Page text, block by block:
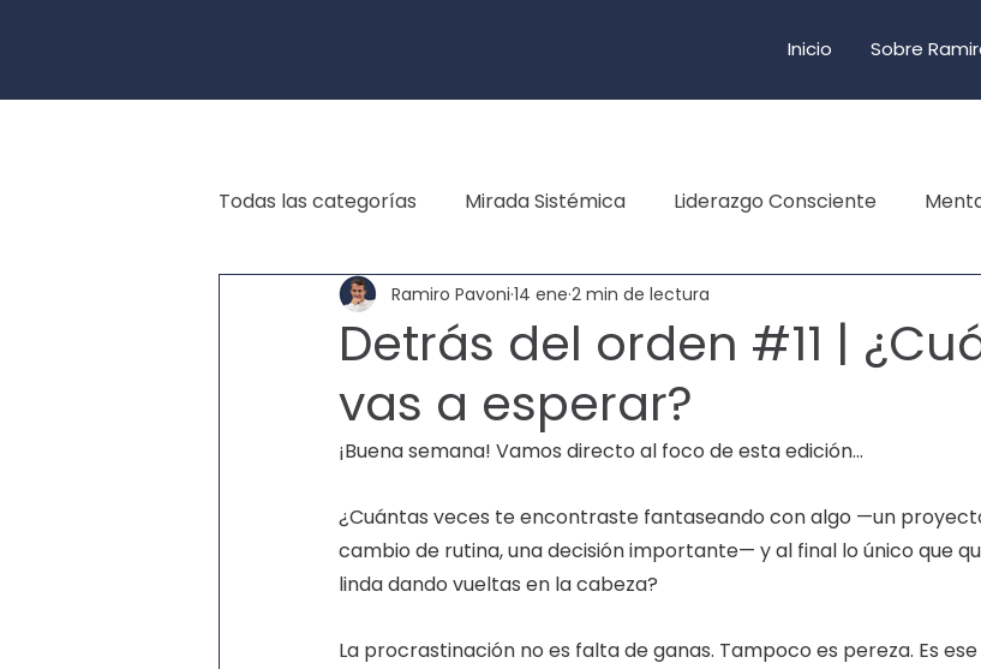
Inicio Sobre
Todas las categorías Mirada Sistémica Liderazgo Consciente
Detrás del orden #11 |
vas a esperar?
Ramiro Pavoni 14 ene 2 min de lectura
¡Buena semana! Vamos directo al foco de esta edición…
¿Cuántas veces te encontraste fantaseando con algo —un
cambio de rutina, una decisión importante— y al final lo único que
linda dando vueltas en la cabeza?
La procrastinación no es falta de ganas. Tampoco es pereza. Es